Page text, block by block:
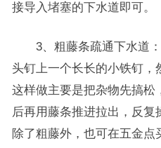
接导入堵塞的下水道即可。
3、粗藤条疏通下水道：
头钉上一个长长的小铁钉，
这样做主要是把杂物先搞松
后再用藤条推进拉出，反
除了粗藤外，也可在五金